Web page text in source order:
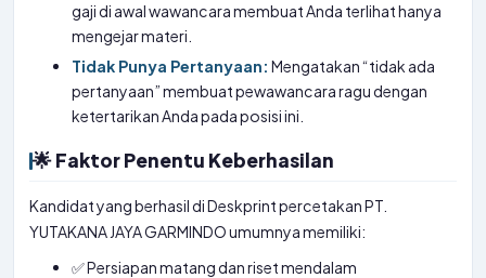
gaji di awal wawancara membuat Anda terlihat hanya
mengejar materi.
Tidak Punya Pertanyaan: Mengatakan “tidak ada
pertanyaan” membuat pewawancara ragu dengan
ketertarikan Anda pada posisi ini.
🌟 Faktor Penentu Keberhasilan
Kandidat yang berhasil di Deskprint percetakan PT.
YUTAKANA JAYA GARMINDO umumnya memiliki:
✅ Persiapan matang dan riset mendalam